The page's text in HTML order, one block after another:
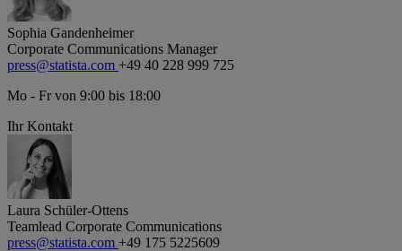
Sophia Gandenheimer
Corporate Communications Manager
press@statista.com +49 40 228 999 725
Mo - Fr von 9:00 bis 18:00
Ihr Kontakt
Laura Schüler-Ottens
Teamlead Corporate Communications
press@statista.com +49 175 5225609